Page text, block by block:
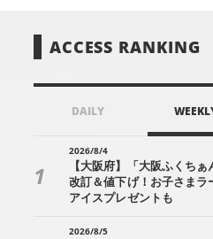
ACCESS RANKING
DAILY
2026/8/4
【大阪府】「大阪ふくちぁ
改訂＆値下げ！お子さまラ
アイスプレゼントも
2026/8/5